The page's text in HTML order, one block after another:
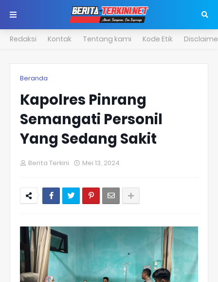
Redaksi Kontak Tentang kami Kode Etik
Beranda
Kapolres Pinrang
Semangati Personil
Yang Sedang Sakit
Berita Terkini Mei 13, 2024